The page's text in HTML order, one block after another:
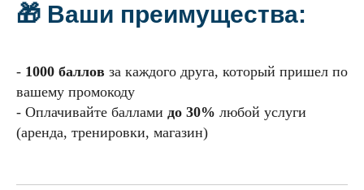
🎁 Ваши преимущества:
- 1000 баллов за каждого друга, который пришел по
вашему промокоду
- Оплачивайте баллами до 30% любой услуги
(аренда, тренировки, магазин)